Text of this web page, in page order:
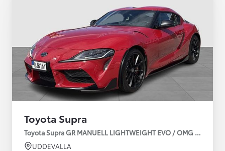
Toyota Supra
Toyota Supra GR MANUELL LIGHTWEIGHT EVO / OMG LEV!
UDDEVALLA